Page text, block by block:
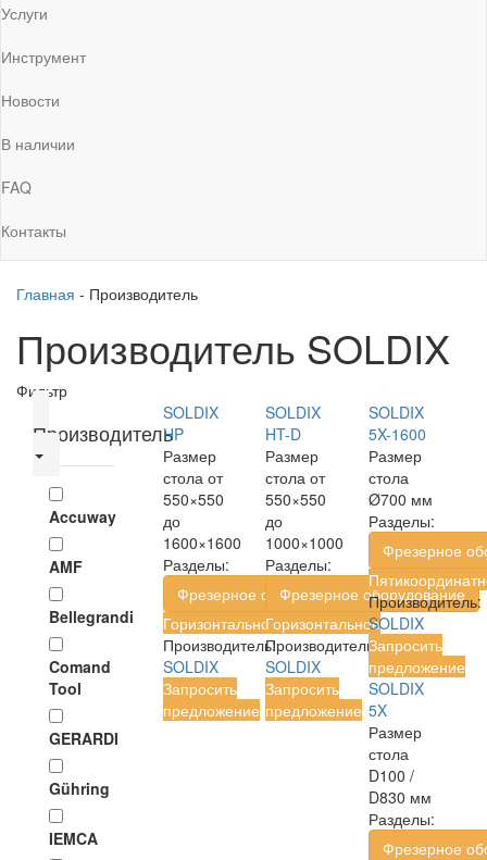
Услуги
Инструмент
Новости
В наличии
FAQ
Контакты
Главная - Производитель
Производитель SOLDIX
Фильтр
Производитель
Accuway
AMF
Bellegrandi
Comand
Tool
GERARDI
Gühring
IEMCA
SOLDIX
HP
Размер
стола от
550×550
до
1600×1600
Разделы:
Фрезерное оборудование
Горизонтальное
Производитель:
SOLDIX
Запросить
предложение
SOLDIX
HT-D
Размер
стола от
550×550
до
1000×1000
Разделы:
Фрезерное оборудование
Горизонтальное
Производитель:
SOLDIX
Запросить
предложение
SOLDIX
5X-1600
Размер
стола
Ø700 мм
Разделы:
Фрезерное
Производитель:
SOLDIX
Запросить
предложение
SOLDIX
5X
Размер
стола
D100 /
D830 мм
Разделы:
Фрезерное